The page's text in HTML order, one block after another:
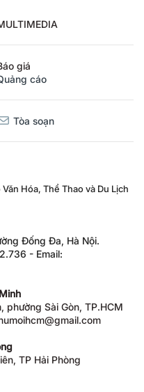
giá
cáo
Tòa soạn
Hóa, Thể Thao và Du Lịch
Đống Đa, Hà Nội.
- Email:
phường Sài Gòn, TP.HCM
TP Hải Phòng